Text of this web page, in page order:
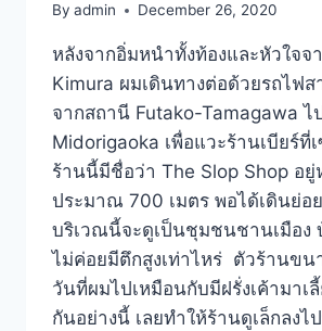
By admin December 26, 2020
หลังจากอิ่มหนำทั้งท้องและหัวใจจ
Kimura ผมเดินทางต่อด้วยรถไฟส
จากสถานี Futako-Tamagawa ไ
Midorigaoka เพื่อแวะร้านเบียร์ที่
ร้านนี้มีชื่อว่า The Slop Shop อยู่
ประมาณ 700 เมตร พอได้เดินย่อ
บริเวณนี้จะดูเป็นชุมชนชานเมือง
ไม่ค่อยมีตึกสูงเท่าไหร่ ตัวร้านขน
วันที่ผมไปเหมือนกับมีฝรั่งเค้ามาเ
กันอย่างนี้ เลยทำให้ร้านดูเล็กลงไ